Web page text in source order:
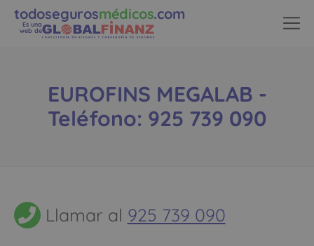
todosegurosmédicos.com
Es una
web de
EUROFINS MEGALAB -
Teléfono: 925 739 090
Llamar al 925 739 090